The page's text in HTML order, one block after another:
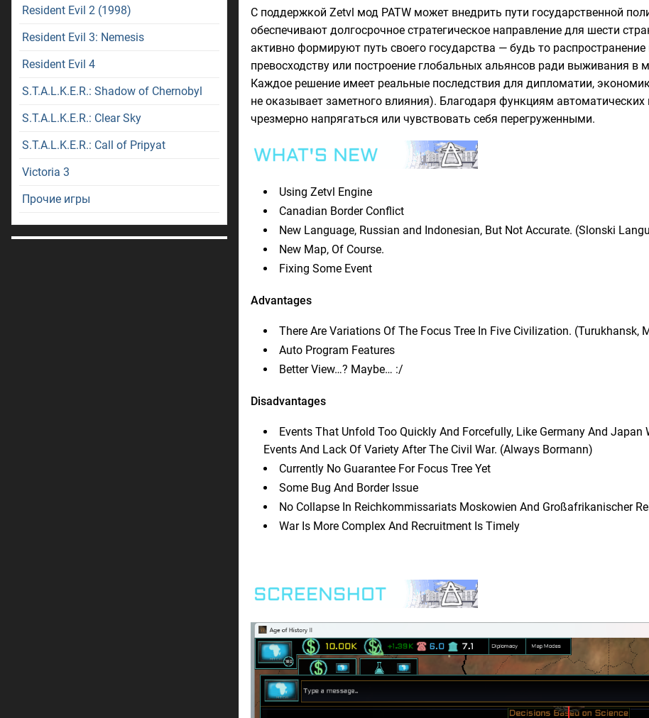
С поддержкой Zetvl мод PATW может внедрить пути государственной
обеспечивают долгосрочное стратегическое направление для шести
активно формируют путь своего государства — будь то
превосходству или построение глобальных альянсов ради выживания в
Каждое решение имеет реальные последствия для дипломатии,
не оказывает заметного влияния). Благодаря функциям
чрезмерно напрягаться или чувствовать себя перегруженными.
Using Zetvl Engine
Canadian Border Conflict
New Language, Russian and Indonesian, But Not Accurate. (Slonski
New Map, Of Course.
Fixing Some Event
Advantages
There Are Variations Of The Focus Tree In Five Civilization. (Turukhansk,
Auto Program Features
Better View…? Maybe… :/
Disadvantages
Events That Unfold Too Quickly And Forcefully, Like Germany And
Events And Lack Of Variety After The Civil War. (Always Bormann)
Currently No Guarantee For Focus Tree Yet
Some Bug And Border Issue
No Collapse In Reichkommissariats Moskowien And Großafrikanischer
War Is More Complex And Recruitment Is Timely
Resident Evil 2 (1998)
Resident Evil 3: Nemesis
Resident Evil 4
S.T.A.L.K.E.R.: Shadow of Chernobyl
S.T.A.L.K.E.R.: Clear Sky
S.T.A.L.K.E.R.: Call of Pripyat
Victoria 3
Прочие игры